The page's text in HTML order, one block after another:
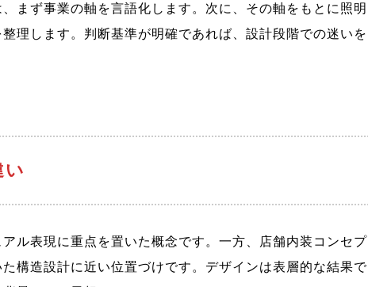
まず事業の軸を言語化します。次に、その軸をもとに照明
理します。判断基準が明確であれば、設計段階での迷いを
ル表現に重点を置いた概念です。一方、店舗内装コンセプ
た構造設計に近い位置づけです。デザインは表層的な結果で